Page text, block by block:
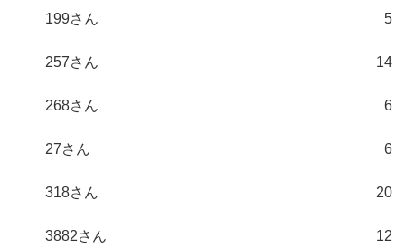
199さん 5
257さん 14
268さん 6
27さん 6
318さん 20
3882さん 12